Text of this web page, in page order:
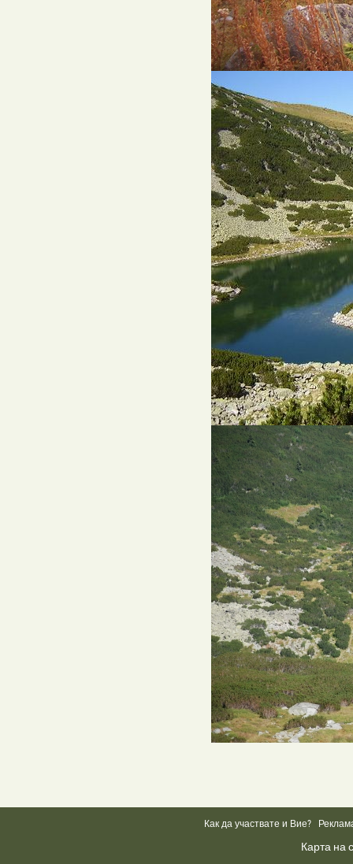
Как да участвате и Вие?
Карта на